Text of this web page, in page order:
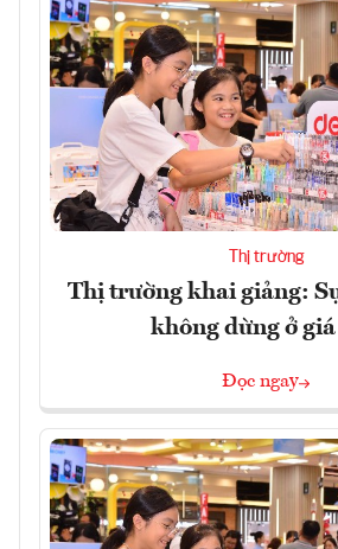
Thị trường
Thị trường khai giảng:
không dừng ở
Đọc ngay